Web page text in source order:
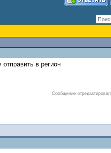
в регион
Сообщение отредактировал